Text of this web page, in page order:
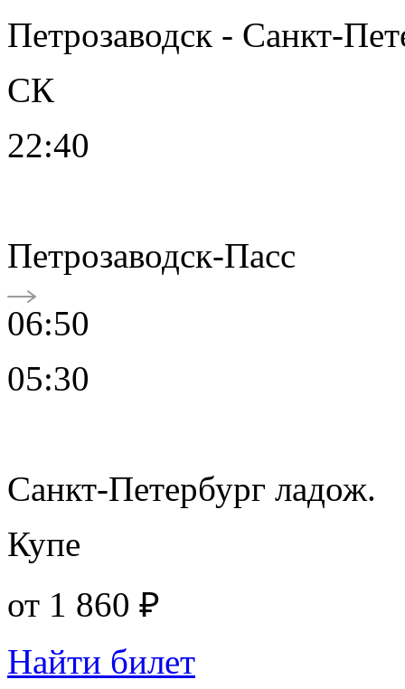
Петрозаводск - Санкт-
СК
22:40
Петрозаводск-Пасс
06:50
05:30
Санкт-Петербург ладож.
Купе
от 1 860 ₽
Найти билет